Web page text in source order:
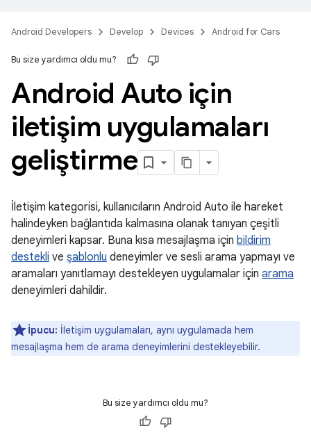
Android Developers Develop Devices Android for Cars
Bu size yardımcı oldu mu?
Android Auto için
iletişim uygulamaları
geliştirme
İletişim kategorisi, kullanıcıların Android Auto ile hareket
halindeyken bağlantıda kalmasına olanak tanıyan çeşitli
deneyimleri kapsar. Buna kısa mesajlaşma için bildirim
destekli ve şablonlu deneyimler ve sesli arama yapmayı ve
aramaları yanıtlamayı destekleyen uygulamalar için arama
deneyimleri dahildir.
İpucu: İletişim uygulamaları, aynı uygulamada hem
mesajlaşma hem de arama deneyimlerini destekleyebilir.
Bu size yardımcı oldu mu?